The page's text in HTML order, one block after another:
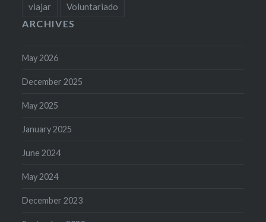
viajar Voluntariado
ARCHIVES
May 2026
December 2025
May 2025
January 2025
June 2024
May 2024
December 2023